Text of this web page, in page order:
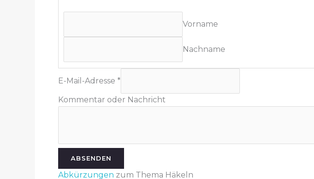
-
A
r
s
N
Vorname
Nachname
E-Mail-Adresse *
Kommentar oder Nachricht
ABSENDEN
Abkürzungen zum Thema Häkeln